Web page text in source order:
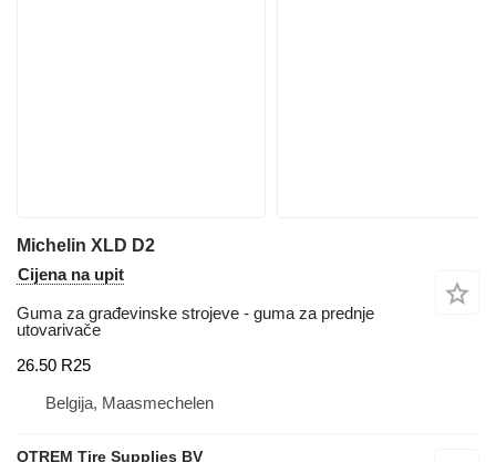
Michelin XLD D2
Cijena na upit
Guma za građevinske strojeve - guma za prednje
utovarivače
26.50 R25
Belgija, Maasmechelen
OTREM Tire Supplies BV